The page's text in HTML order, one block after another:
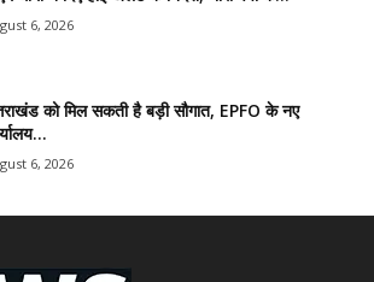
6, 2026
को मिल सकती है बड़ी सौगात, EPFO के नए
6, 2026